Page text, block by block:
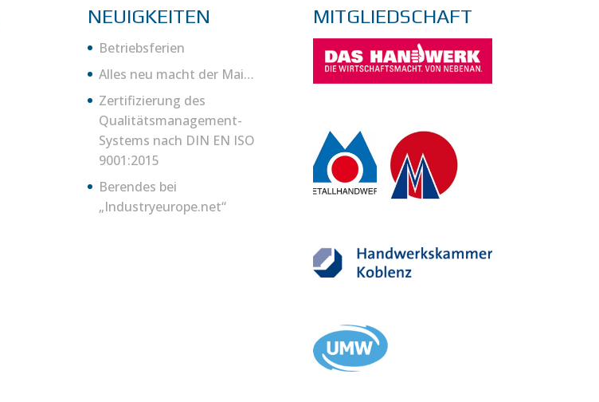
NEUIGKEITEN
Betriebsferien
Alles neu macht der Mai…
Zertifizierung des
Qualitätsmanagement-
Systems nach DIN EN ISO
9001:2015
Berendes bei
„Industryeurope.net“
MITGLIEDSCHAFT